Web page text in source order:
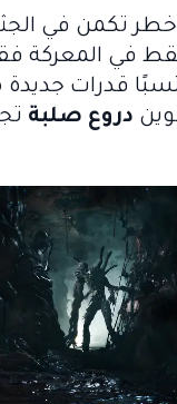
تكمن في
في المعركة
قدرات
دروع صلبة